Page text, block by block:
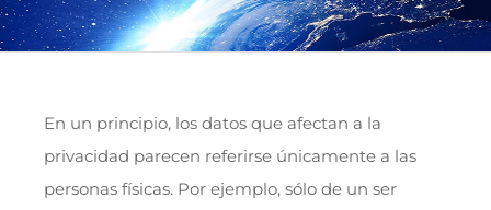
En un principio, los datos que afectan a la
privacidad parecen referirse únicamente a las
personas físicas. Por ejemplo, sólo de un ser